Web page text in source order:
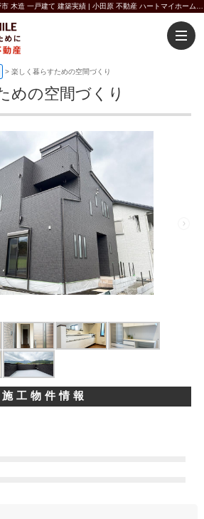
> 楽しく暮らすための空間づくり
めの空間づくり
施工物件情報